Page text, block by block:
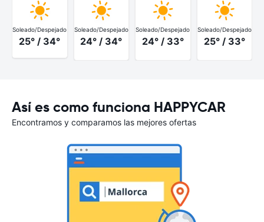
Soleado/Despejado
25° / 34°
Soleado/Despejado
24° / 34°
Soleado/Despejado
24° / 33°
Soleado/Despejado
25° / 33°
Así es como funciona HAPPYCAR
Encontramos y comparamos las mejores ofertas